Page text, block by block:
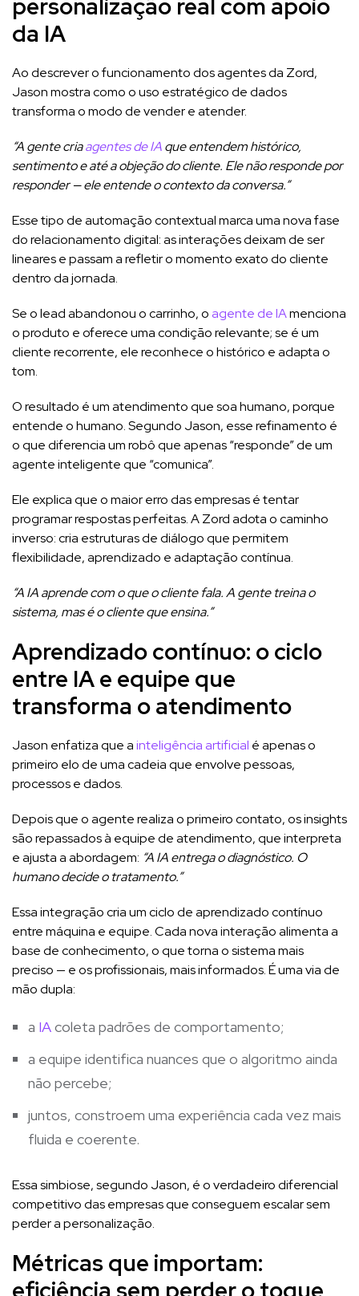
personalização real com apoio
da IA
Ao descrever o funcionamento dos agentes da Zord,
Jason mostra como o uso estratégico de dados
transforma o modo de vender e atender.
“A gente criaagentes de IAque entendem histórico,
sentimento e até a objeção do cliente. Ele não responde por
responder — ele entende o contexto da conversa.”
Esse tipo de automação contextual marca uma nova fase
do relacionamento digital: as interações deixam de ser
lineares e passam a refletir o momento exato do cliente
dentro da jornada.
Se o lead abandonou o carrinho, o agente de IAmenciona
o produto e oferece uma condição relevante; se é um
cliente recorrente, ele reconhece o histórico e adapta o
tom.
O resultado é um atendimento que soa humano, porque
entende o humano. Segundo Jason, esse refinamento é
o que diferencia um robô que apenas “responde” de um
agente inteligente que “comunica”.
Ele explica que o maior erro das empresas é tentar
programar respostas perfeitas. A Zord adota o caminho
inverso: cria estruturas de diálogo que permitem
flexibilidade, aprendizado e adaptação contínua.
“A IA aprende com o que o cliente fala. A gente treina o
sistema, mas é o cliente que ensina.”
Aprendizado contínuo: o ciclo
entre IA e equipe que
transforma o atendimento
Jason enfatiza que ainteligência artificial é apenas o
primeiro elo de uma cadeia que envolve pessoas,
processos e dados.
Depois que o agente realiza o primeiro contato, os insights
são repassados à equipe de atendimento, que interpreta
e ajusta a abordagem: “A IA entrega o diagnóstico. O
humano decide o tratamento.”
Essa integração cria um ciclo de aprendizado contínuo
entre máquina e equipe. Cada nova interação alimenta a
base de conhecimento, o que torna o sistema mais
preciso — e os profissionais, mais informados. É uma via de
mão dupla:
a IAcoleta padrões de comportamento;
a equipe identifica nuances que o algoritmo ainda
não percebe;
juntos, constroem uma experiência cada vez mais
fluida e coerente.
Essa simbiose, segundo Jason, é o verdadeiro diferencial
competitivo das empresas que conseguem escalar sem
perder a personalização.
Métricas que importam: